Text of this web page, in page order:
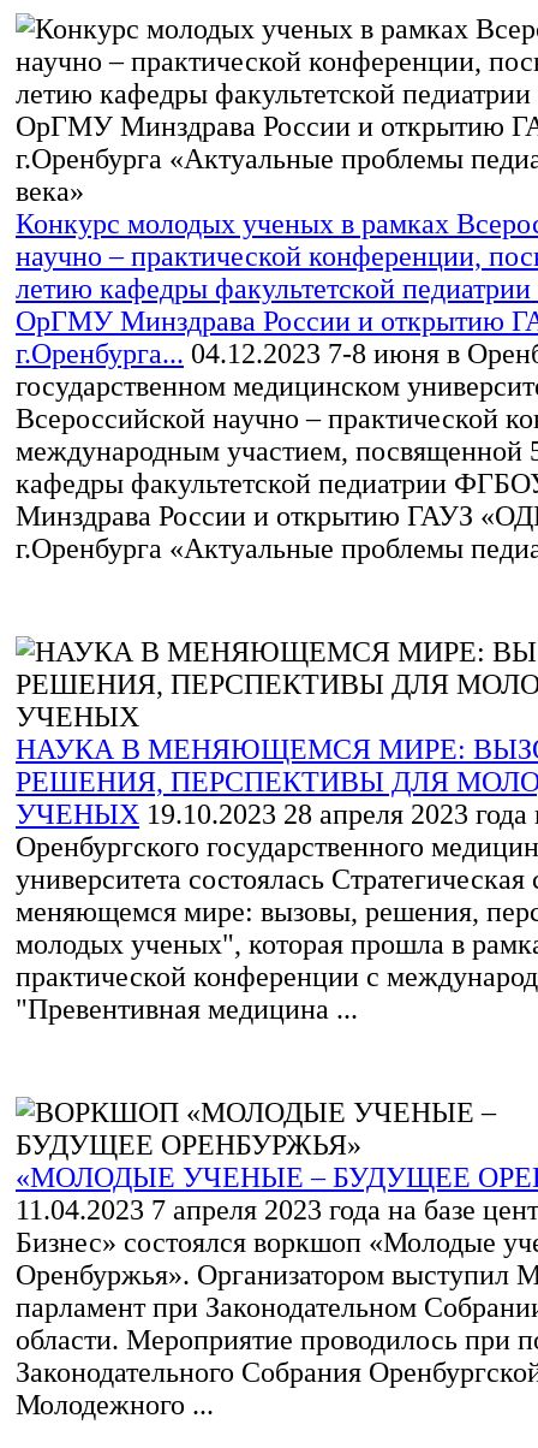
Конкурс молодых ученых в рамках
научно – практической конференции,
летию кафедры факультетской
ОрГМУ Минздрава России и открытию
г.Оренбурга... 04.12.2023 7-8 июня в
государственном медицинском
Всероссийской научно – практической
международным участием, посвященной
кафедры факультетской педиатрии
Минздрава России и открытию ГАУЗ
г.Оренбурга «Актуальные проблемы
НАУКА В МЕНЯЮЩЕМСЯ МИРЕ:
РЕШЕНИЯ, ПЕРСПЕКТИВЫ ДЛЯ
УЧЕНЫХ 19.10.2023 28 апреля 2023 года
Оренбургского государственного
университета состоялась
меняющемся мире: вызовы, решения,
молодых ученых", которая прошла в
практической конференции с
"Превентивная медицина ...
«МОЛОДЫЕ УЧЕНЫЕ – БУДУЩЕЕ
11.04.2023 7 апреля 2023 года на базе
Бизнес» состоялся воркшоп «Молодые
Оренбуржья». Организатором выступил
парламент при Законодательном
области. Мероприятие проводилось при
Законодательного Собрания
Молодежного ...